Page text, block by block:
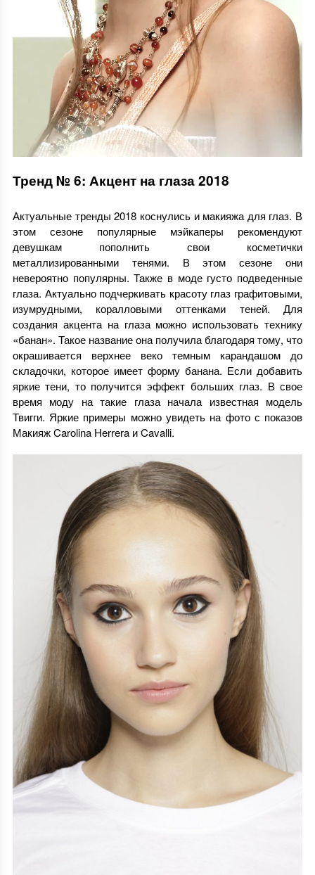
Тренд № 6: Акцент на глаза 2018
Актуальные тренды 2018 коснулись и макияжа для глаз. В
этом сезоне популярные мэйкаперы рекомендуют
девушкам пополнить свои косметички
металлизированными тенями. В этом сезоне они
невероятно популярны. Также в моде густо подведенные
глаза. Актуально подчеркивать красоту глаз графитовыми,
изумрудными, коралловыми оттенками теней. Для
создания акцента на глаза можно использовать технику
«банан». Такое название она получила благодаря тому, что
окрашивается верхнее веко темным карандашом до
складочки, которое имеет форму банана. Если добавить
яркие тени, то получится эффект больших глаз. В свое
время моду на такие глаза начала известная модель
Твигги. Яркие примеры можно увидеть на фото с показов
Макияж Carolina Herrera и Cavalli.